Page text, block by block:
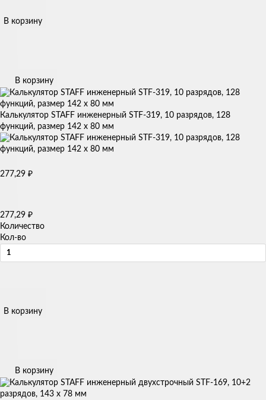
В корзину
В корзину
Калькулятор STAFF инженерный STF-319, 10 разрядов, 128
функций, размер 142 х 80 мм
277,29 ₽
277,29 ₽
Количество
Кол-во
В корзину
В корзину